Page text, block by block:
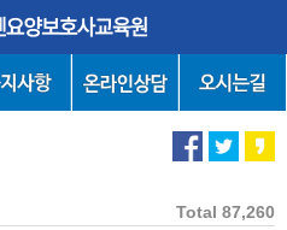
Total 87,260